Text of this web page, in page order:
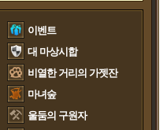
이벤트
대 마상시합
비열한 거리의 가젯잔
마녀숲
울둠의 구원자